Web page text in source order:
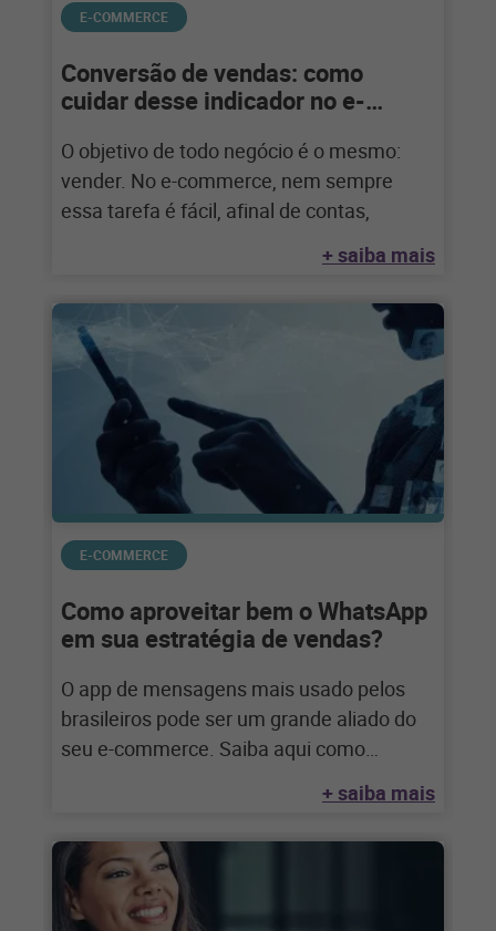
E-COMMERCE
Conversão de vendas: como
cuidar desse indicador no e-
O objetivo de todo negócio é o mesmo:
vender. No e-commerce, nem sempre
essa tarefa é fácil, afinal de contas,
+ saiba mais
E-COMMERCE
Como aproveitar bem o WhatsApp
em sua estratégia de vendas?
O app de mensagens mais usado pelos
brasileiros pode ser um grande aliado do
seu e-commerce. Saiba aqui como
+ saiba mais